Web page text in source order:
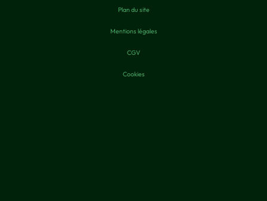
Plan du site
Mentions légales
CGV
Cookies